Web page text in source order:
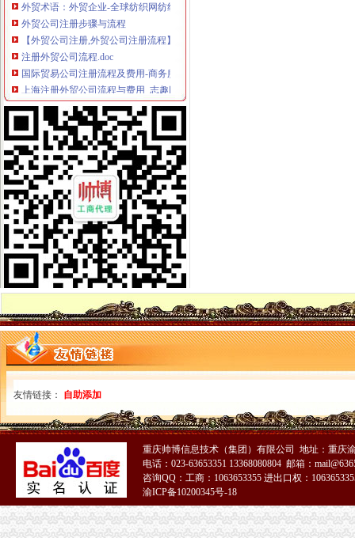
外贸公司注册步骤与流程
【外贸公司注册,外贸公司注册流程】价格_厂家_图片-Hc360慧聪网
注册外贸公司流程.doc
国际贸易公司注册流程及费用-商务服务-成都商报
上海注册外贸公司流程与费用_志趣网
外贸公司注册流程2015香港公司注册处信息-企汇网
注册外贸公司的流程？_已解决-阿里巴巴生意经
注册外贸公司的流程【价格,品牌,供应商】-中国制造网,志选商务
青岛注册外贸公司流程.pdf
外贸公司的注册流程注册登记_律知识-律咨询上中顾律网（9
外贸公司注册流程pdf下载_爱问共享资料
国际贸易公司注册流程及费用-商务服务-铁道网
外贸公司注册流程-PLATFORM水中提壶-搜狐博客
山西注册外贸公司的流程及费用【今日推荐网-太原工商/税务/财务】
虹口区外贸公司注册流程-商务服务-绍兴E网
武汉注册外贸公司流程及费用【工商吧】_百度贴吧
上海外贸公司注册流程浦东注册外贸公司费用找上海磐琨
上海注册外贸公司的流程_普陀注册公司|普陀注册公司流程|上海普陀注
注册上海外贸公司流程-商务服务-六安新闻网
外贸公司注册流程是怎么样的？_已解决-阿里巴巴生意经
嘉定区外贸公司注册流程-商务服务-铁道网
外贸企业注册流程—在线播放—优酷网,高清在线观看
【免费咨询闵行外贸公司注册流程须知】价格,厂家,金融服务-搜了网
【上海注册外贸公司步骤、及流程】厂家,价格,图片_上海注册公司
上海注册家外贸公司的流程所需材料价格|上海注册家外贸公司的流程所
小型外贸公司注册流程_成都公司注册
注册国际贸易公司的流程以及费用详-商务服务
各位分享下注册外贸公司的流程,已经注册过的-外贸SOHO-福步外
无锡市外贸公司注册流程及费用-中介代理-久久信息网
虹口区四川北路注册外贸公司流程-上海58同城
外贸公司注册流程
哪个老兄熟悉在青岛或者保税区注册外贸的公司的流程？-青青岛社区
友情链接： 自助添加
重庆帅博信息技术（集团）有限公司 地址：重庆
电话：023-63653351 13368080804 邮箱：
咨询QQ：工商：1063653355 进出口权：
渝ICP备10200345号-18